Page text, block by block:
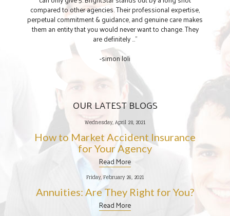
compared to other agencies. Their professional expertise,
perpetual commitment & guidance, and genuine care makes
them an entity that you would never want to change. They
are definitely ..."
-simon loli
OUR LATEST BLOGS
Wednesday, April 28, 2021
How to Market Accident Insurance
for Your Agency
Read More
Friday, February 26, 2021
Annuities: Are They Right for You?
Read More